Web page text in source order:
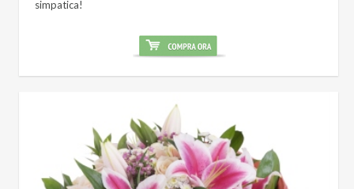
simpatica!